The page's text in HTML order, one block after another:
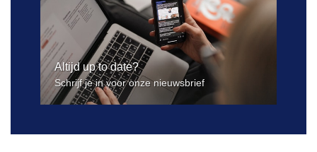
Altijd up to date?
Schrijf je in voor onze nieuwsbrief